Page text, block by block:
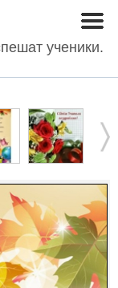
ученики.